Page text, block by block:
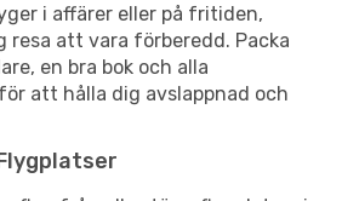
i affärer eller på fritiden,
resa att vara förberedd. Packa
en bra bok och alla
att hålla dig avslappnad och